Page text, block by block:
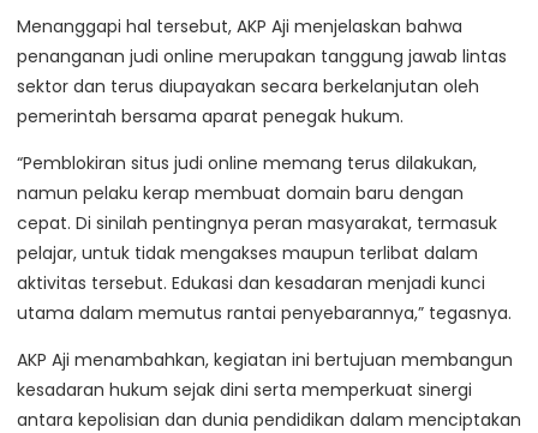
Menanggapi hal tersebut, AKP Aji menjelaskan bahwa
penanganan judi online merupakan tanggung jawab lintas
sektor dan terus diupayakan secara berkelanjutan oleh
pemerintah bersama aparat penegak hukum.
“Pemblokiran situs judi online memang terus dilakukan,
namun pelaku kerap membuat domain baru dengan
cepat. Di sinilah pentingnya peran masyarakat, termasuk
pelajar, untuk tidak mengakses maupun terlibat dalam
aktivitas tersebut. Edukasi dan kesadaran menjadi kunci
utama dalam memutus rantai penyebarannya,” tegasnya.
AKP Aji menambahkan, kegiatan ini bertujuan membangun
kesadaran hukum sejak dini serta memperkuat sinergi
antara kepolisian dan dunia pendidikan dalam menciptakan